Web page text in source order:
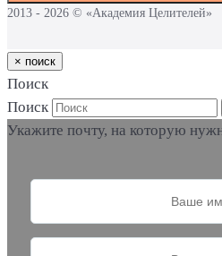
2013 - 2026 © «Академия Целителей»
× поиск
Поиск
Поиск
Укажите почту, на которую